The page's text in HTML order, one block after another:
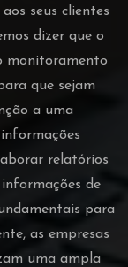
seus clientes
dizer que o
monitoramento
que sejam
a uma
relatórios
de
para
as empresas
uma ampla